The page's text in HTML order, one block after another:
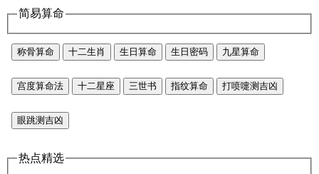
简易算命
称骨算命 十二生肖 生日算命 生日密码 九星算命
宫度算命法 十二星座 三世书 指纹算命 打喷嚏测吉凶
眼跳测吉凶
热点精选